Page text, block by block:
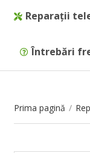
Reparații
Întrebări
Prima pagină /